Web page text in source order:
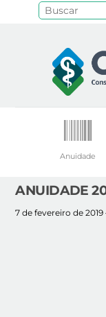
Anuidade
ANUIDADE
7 de fevereiro de